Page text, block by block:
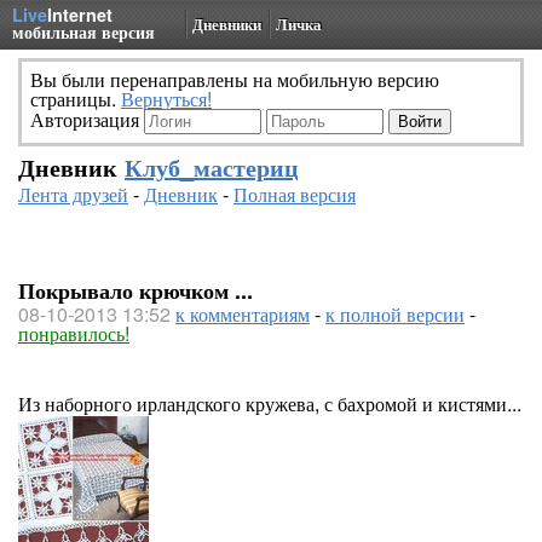
LiveInternet
мобильная версия Дневники Личка
Вы были перенаправлены на мобильную версию
страницы. Вернуться!
Авторизация
Дневник Клуб_мастериц
Лента друзей -Дневник-Полная версия
Покрывало крючком ...
08-10-2013 13:52 к комментариям-к полной версии -
понравилось!
Из наборного ирландского кружева, с бахромой и кистями...